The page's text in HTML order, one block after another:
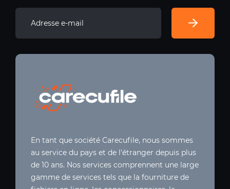
En tant que société Carecufile, nous sommes
au service du pays et de l'étranger depuis plus
de 10 ans. Nos services comprennent une large
gamme de services tels que la fourniture de